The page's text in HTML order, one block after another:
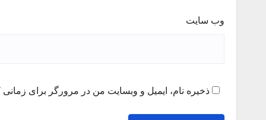
وب‌ سایت
ذخیره نام، ایمیل و وبسایت من در مرورگر برای